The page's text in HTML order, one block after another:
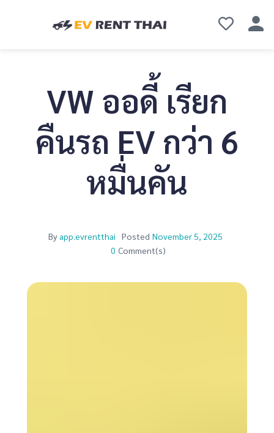
VW ออดี้ เรียก
คืนรถ EV กว่า 6
หมื่นคัน
By app.evrentthai Posted November 5, 2025
0 Comment(s)